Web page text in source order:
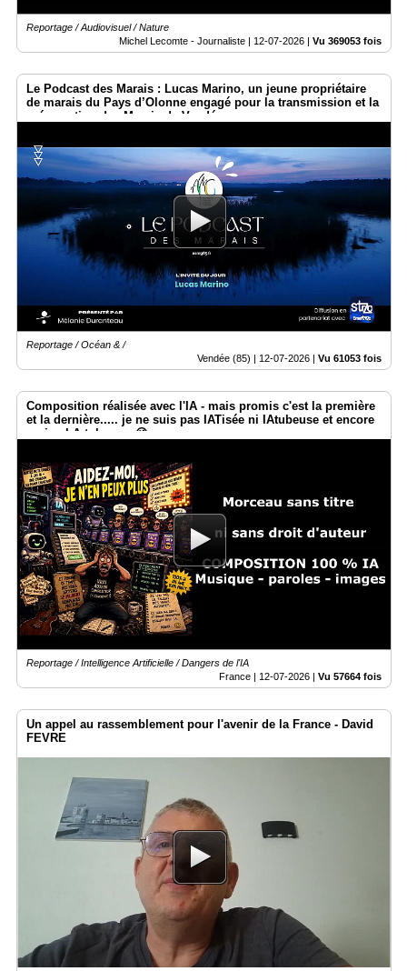
Reportage / Audiovisuel / Nature
Michel Lecomte - Journaliste | 12-07-2026 | Vu 369053 fois
Le Podcast des Marais : Lucas Marino, un jeune propriétaire
de marais du Pays d’Olonne engagé pour la transmission et la
préservation des Marais de Vendée
Reportage / Océan & /
Vendée (85) | 12-07-2026 Vu 61053 fois
Composition réalisée avec l'IA - mais promis c'est la première
et la dernière..... je ne suis pas IATisée ni IAtubeuse et encore
moins I.A.tokeuse. 😉
Reportage / Intelligence Artificielle / Dangers de l'IA
France | 12-07-2026 | Vu 57664 fois
Un appel au rassemblement pour l'avenir de la France - David
FEVRE